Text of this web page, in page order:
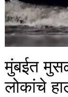
मुंबईत
लोकांचे